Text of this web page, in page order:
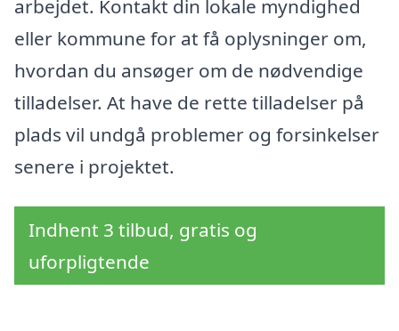
arbejdet. Kontakt din lokale myndighed
eller kommune for at få oplysninger om,
hvordan du ansøger om de nødvendige
tilladelser. At have de rette tilladelser på
plads vil undgå problemer og forsinkelser
senere i projektet.
Indhent 3 tilbud, gratis og
uforpligtende